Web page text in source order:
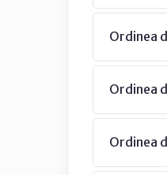
Ordinea
Ordinea
Ordinea